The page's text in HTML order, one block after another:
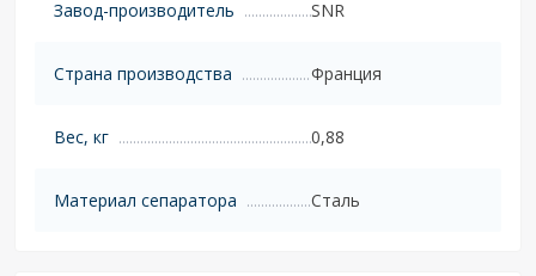
Завод-производитель SNR
Страна производства Франция
Вес, кг 0,88
Материал сепаратора Сталь